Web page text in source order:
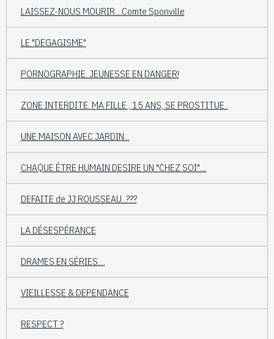
LAISSEZ-NOUS MOURIR....Comte Sponville
LE "DEGAGISME"
PORNOGRAPHIE. JEUNESSE EN DANGER!
ZONE INTERDITE. MA FILLE , 15 ANS, SE PROSTITUE..
UNE MAISON AVEC JARDIN...
CHAQUE ÊTRE HUMAIN DESIRE UN "CHEZ SOI"....
DEFAITE de JJ ROUSSEAU...???
LA DÉSESPÉRANCE
DRAMES EN SÉRIES....
VIEILLESSE & DEPENDANCE
RESPECT ?